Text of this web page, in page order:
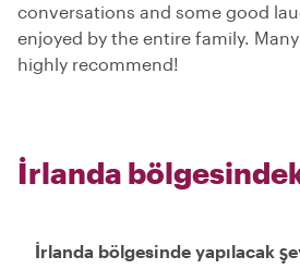
conversations and some good
enjoyed by the entire family.
highly recommend!
İrlanda
İrlanda bölgesinde yapılacak